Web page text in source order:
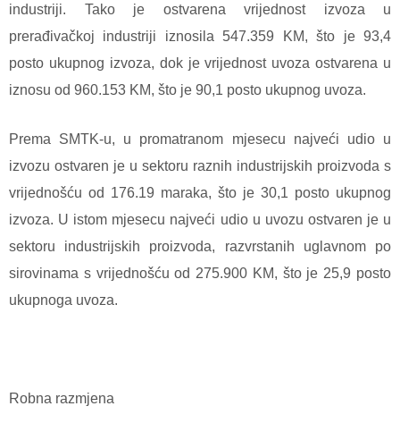
industriji. Tako je ostvarena vrijednost izvoza u
prerađivačkoj industriji iznosila 547.359 KM, što je 93,4
posto ukupnog izvoza, dok je vrijednost uvoza ostvarena u
iznosu od 960.153 KM, što je 90,1 posto ukupnog uvoza.
Prema SMTK-u, u promatranom mjesecu najveći udio u
izvozu ostvaren je u sektoru raznih industrijskih proizvoda s
vrijednošću od 176.19 maraka, što je 30,1 posto ukupnog
izvoza. U istom mjesecu najveći udio u uvozu ostvaren je u
sektoru industrijskih proizvoda, razvrstanih uglavnom po
sirovinama s vrijednošću od 275.900 KM, što je 25,9 posto
ukupnoga uvoza.
Robna razmjena